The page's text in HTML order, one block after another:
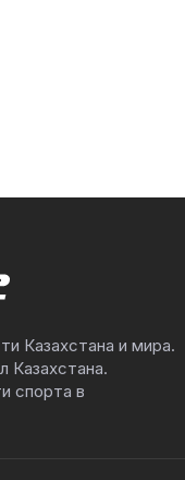
Казахстана и мира.
Казахстана.
спорта в